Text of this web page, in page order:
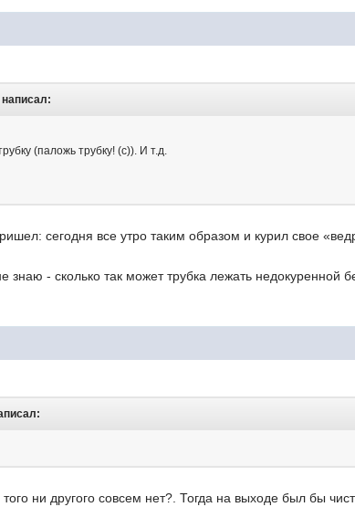
(паложь трубку! (с)). И т.д.
сегодня все утро таким образом и курил свое
- сколько так может трубка лежать недокуренной
ни другого совсем нет?. Тогда на выходе был бы